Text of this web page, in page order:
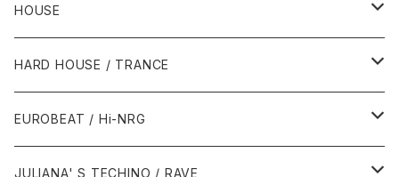
HOUSE
1980年代
1987年・以前
1988年
1990年代
1990年
2000年代
HARD HOUSE / TRANCE
1990年代
1994年・以前
2000年代
EUROBEAT / Hi-NRG
1980年代
JULIANA' S TECHINO / RAVE